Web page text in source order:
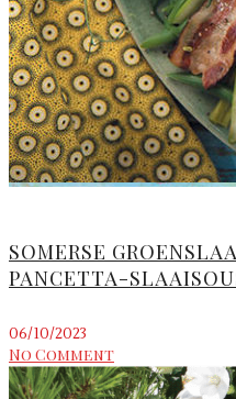
SOMERSE
PANCETTA-
06/10/2023
No Comment